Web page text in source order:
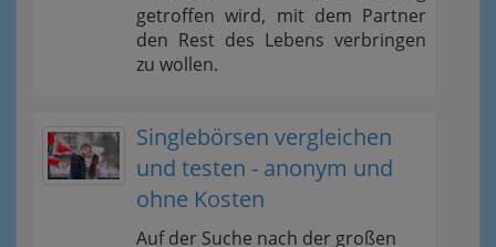
getroffen wird, mit dem Partner
den Rest des Lebens verbringen
zu wollen.
Singlebörsen vergleichen
und testen - anonym und
ohne Kosten
Auf der Suche nach der großen